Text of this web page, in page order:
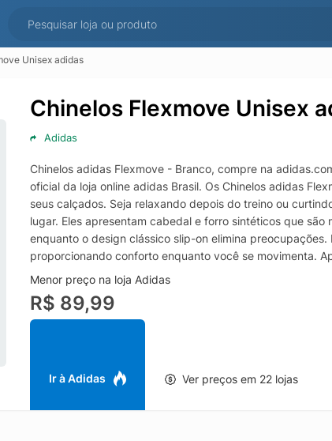
Unisex adidas
Chinelos Flexmove Unisex
Adidas
Chinelos adidas Flexmove - Branco, compre na
oficial da loja online adidas Brasil. Os Chinelos adidas
seus calçados. Seja relaxando depois do treino ou
lugar. Eles apresentam cabedal e forro sintéticos que
enquanto o design clássico slip-on elimina
proporcionando conforto enquanto você se movimenta.
Menor preço na loja Adidas
R$ 89,99
Ir à Adidas Ver preços em 22 lojas